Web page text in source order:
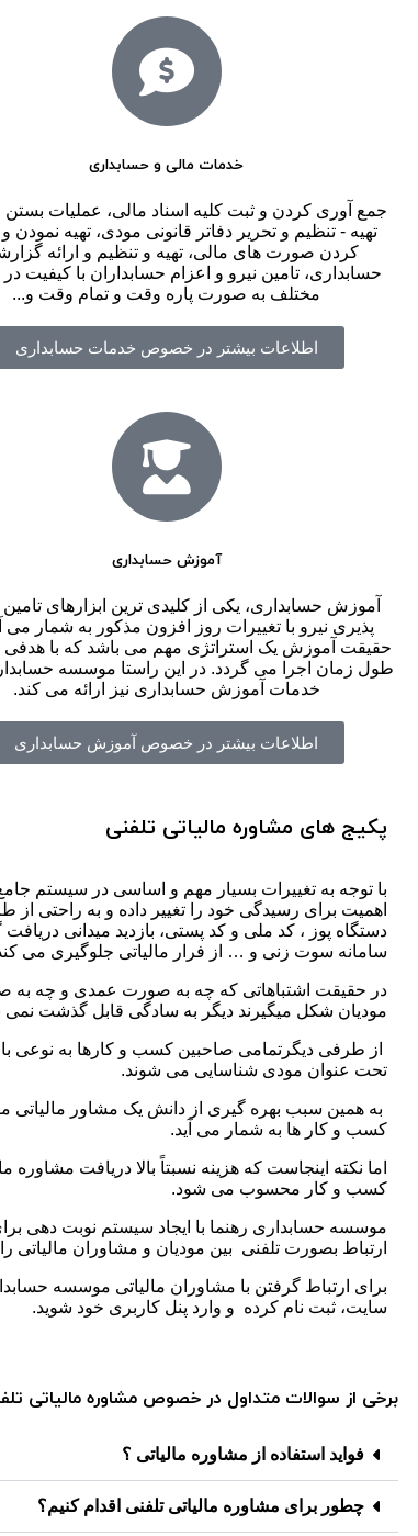
خدمات مالی و حسابداری
جمع آوری کردن و ثبت کلیه اسناد مالی، عملیات بستن
تهیه - تنظیم و تحریر دفاتر قانونی مودی، تهیه نمودن
کردن صورت های مالی، تهیه و تنظیم و ارائه
حسابداری، تامین نیرو و اعزام حسابداران با کیفیت
مختلف به صورت پاره وقت و تمام وقت و...
اطلاعات بیشتر در خصوص خدمات حسابداری
آموزش حسابداری
آموزش حسابداری، یکی از کلیدی ترین ابزارهای تامین
پذیری نیرو با تغییرات روز افزون مذکور به شمار می
حقیقت آموزش یک استراتژی مهم می باشد که با
طول زمان اجرا می گردد. در این راستا موسسه
خدمات آموزش حسابداری نیز ارائه می کند.
اطلاعات بیشتر در خصوص آموزش حسابداری
پکیج های مشاوره مالیاتی تلفنی
با توجه به تغییرات بسیار مهم و اساسی در سیستم جامع
اهمیت برای رسیدگی خود را تغییر داده و به راحتی از
دستگاه پوز ، کد ملی و کد پستی، بازدید میدانی
سامانه سوت زنی و … از فرار مالیاتی جلوگیری می
در حقیقت اشتباهاتی که چه به صورت عمدی و چه به
مودیان شکل میگیرند دیگر به سادگی قابل گذشت نمی
از طرفی دیگرتمامی صاحبین کسب و کارها به نوعی با
تحت عنوان مودی شناسایی می شوند.
به همین سبب بهره گیری از دانش یک مشاور
کسب و کار ها به شمار می آید.
اما نکته اینجاست که هزینه نسبتاً بالا دریافت
کسب و کار محسوب می شود.
موسسه حسابداری رهنما با ایجاد سیستم نوبت دهی
ارتباط بصورت تلفنی بین مودیان و مشاوران
برای ارتباط گرفتن با مشاوران مالیاتی موسسه
سایت، ثبت نام کرده و وارد پنل کاربری خود شوید.
برخی از سوالات متداول در خصوص مشاوره مالیاتی
فواید استفاده از مشاوره مالیاتی ؟
چطور برای مشاوره مالیاتی تلفنی اقدام کنیم؟